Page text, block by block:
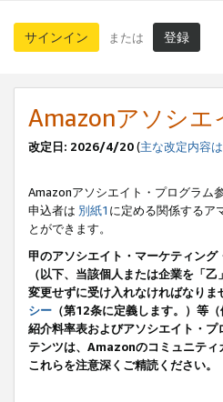
サインイン または 登録
Amazonアソシ
改定日: 2026/4/20(主な改定内容
Amazonアソシエイト・プログラム
申込者は 別紙1 に定める関係するア
とができます。
甲のアソシエイト・マーケティン
（以下、当該個人または企業を「
変更せずに受け入れなければなり
シー （第12条に定義します。）等
紹介料率表およびアソシエイト・
テンツは、Amazonのコミュニティ
これらを注意深くご精読ください。